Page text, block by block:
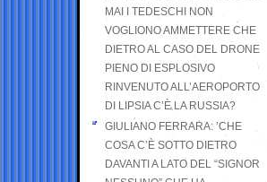
MAI I TEDESCHI NON
VOGLIONO AMMETTERE CHE
DIETRO AL CASO DEL DRONE
PIENO DI ESPLOSIVO
RINVENUTO ALL’AEROPORTO
DI LIPSIA C’È LA RUSSIA?
GIULIANO FERRARA: ’CHE
COSA C’È SOTTO DIETRO
DAVANTI A LATO DEL “SIGNOR